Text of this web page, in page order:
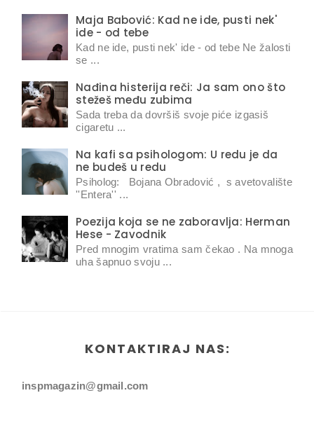
Maja Babović: Kad ne ide, pusti nek'
ide - od tebe
Kad ne ide, pusti nek' ide - od tebe Ne žalosti
se ...
Nađina histerija reči: Ja sam ono što
stežeš među zubima
Sada treba da dovršiš svoje piće izgasiš
cigaretu ...
Na kafi sa psihologom: U redu je da
ne budeš u redu
Psiholog: Bojana Obradović , s avetovalište
''Entera'' ...
Poezija koja se ne zaboravlja: Herman
Hese - Zavodnik
Pred mnogim vratima sam čekao . Na mnoga
uha šapnuo svoju ...
KONTAKTIRAJ NAS:
inspmagazin@gmail.com